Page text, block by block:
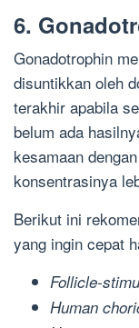
6.
Gonadotrophin
disuntikkan oleh
terakhir apabila
belum ada
kesamaan
konsentrasinya
Berikut ini
yang ingin cepat
Follicle-
Human